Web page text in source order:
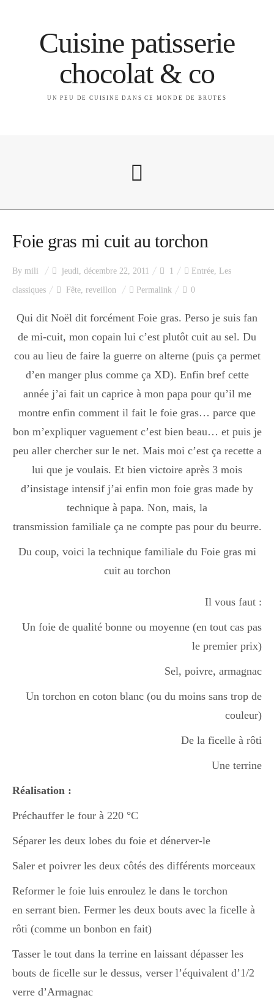
Cuisine patisserie
chocolat & co
UN PEU DE CUISINE DANS CE MONDE DE BRUTES
A propos
Index des recettes
Catégories
Apéro
Entrée
plats
Dessert
Boisson chaudes
Mes amis en cuisine
Tuto
Divers
Semaines Spéciales
cupcake
Foie gras mi cuit au torchon
By mili jeudi, décembre 22, 2011 1 Entrée, Les
classiques Fête, reveillon Permalink 0
Qui dit Noël dit forcément Foie gras. Perso je suis fan
de mi-cuit, mon copain lui c’est plutôt cuit au sel. Du
cou au lieu de faire la guerre on alterne (puis ça permet
d’en manger plus comme ça XD). Enfin bref cette
année j’ai fait un caprice à mon papa pour qu’il me
montre enfin comment il fait le foie gras… parce que
bon m’expliquer vaguement c’est bien beau… et puis je
peu aller chercher sur le net. Mais moi c’est ça recette a
lui que je voulais. Et bien victoire après 3 mois
d’insistage intensif j’ai enfin mon foie gras made by
technique à papa. Non, mais, la
transmission familiale ça ne compte pas pour du beurre.
Du coup, voici la technique familiale du Foie gras mi
cuit au torchon
Il vous faut :
Un foie de qualité bonne ou moyenne (en tout cas pas
le premier prix)
Sel, poivre, armagnac
Un torchon en coton blanc (ou du moins sans trop de
couleur)
De la ficelle à rôti
Une terrine
Réalisation :
Préchauffer le four à 220 °C
Séparer les deux lobes du foie et dénerver-le
Saler et poivrer les deux côtés des différents morceaux
Reformer le foie luis enroulez le dans le torchon
en serrant bien. Fermer les deux bouts avec la ficelle à
rôti (comme un bonbon en fait)
Tasser le tout dans la terrine en laissant dépasser les
bouts de ficelle sur le dessus, verser l’équivalent d’1/2
verre d’Armagnac